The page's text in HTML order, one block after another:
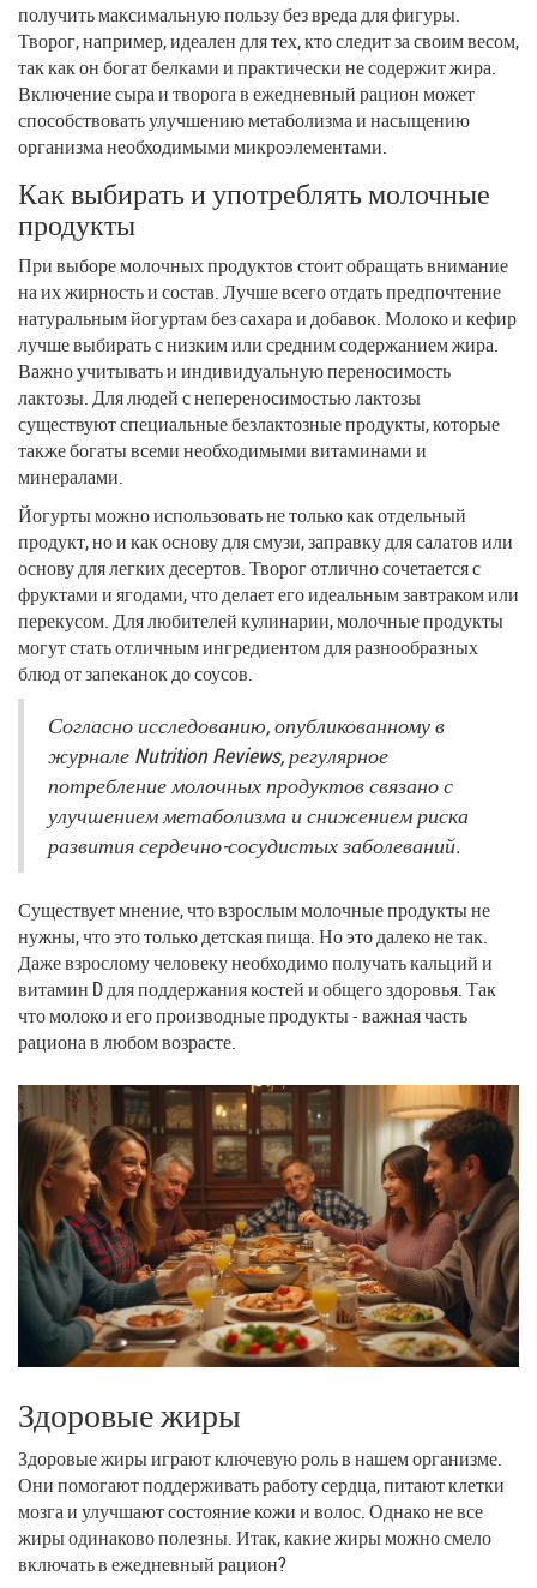
получить максимальную пользу без вреда для фигуры.
Творог, например, идеален для тех, кто следит за своим весом,
так как он богат белками и практически не содержит жира.
Включение сыра и творога в ежедневный рацион может
способствовать улучшению метаболизма и насыщению
организма необходимыми микроэлементами.
Как выбирать и употреблять молочные
продукты
При выборе молочных продуктов стоит обращать внимание
на их жирность и состав. Лучше всего отдать предпочтение
натуральным йогуртам без сахара и добавок. Молоко и кефир
лучше выбирать с низким или средним содержанием жира.
Важно учитывать и индивидуальную переносимость
лактозы. Для людей с непереносимостью лактозы
существуют специальные безлактозные продукты, которые
также богаты всеми необходимыми витаминами и
минералами.
Йогурты можно использовать не только как отдельный
продукт, но и как основу для смузи, заправку для салатов или
основу для легких десертов. Творог отлично сочетается с
фруктами и ягодами, что делает его идеальным завтраком или
перекусом. Для любителей кулинарии, молочные продукты
могут стать отличным ингредиентом для разнообразных
блюд от запеканок до соусов.
Согласно исследованию, опубликованному в
журнале Nutrition Reviews, регулярное
потребление молочных продуктов связано с
улучшением метаболизма и снижением риска
развития сердечно-сосудистых заболеваний.
Существует мнение, что взрослым молочные продукты не
нужны, что это только детская пища. Но это далеко не так.
Даже взрослому человеку необходимо получать кальций и
витамин D для поддержания костей и общего здоровья. Так
что молоко и его производные продукты - важная часть
рациона в любом возрасте.
Здоровые жиры
Здоровые жиры играют ключевую роль в нашем организме.
Они помогают поддерживать работу сердца, питают клетки
мозга и улучшают состояние кожи и волос. Однако не все
жиры одинаково полезны. Итак, какие жиры можно смело
включать в ежедневный рацион?